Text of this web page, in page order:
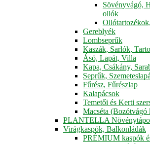
Sövényvágó,
ollók
Gereblyék
Lombseprűk
Kaszák, Sarlók,
Ásó, Lapát, Villa
Kapa, Csákány,
Seprűk,
Fűrész, Fűrészlap
Kalapácsok
Temetői és Kerti
Macséta (Bozótvágó
PLANTELLA
Virágkaspók, Balkonládák
PRÉMIUM kaspók